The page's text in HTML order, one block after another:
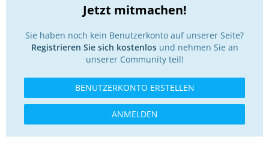
Jetzt mitmachen!
Sie haben noch kein Benutzerkonto auf unserer Seite?
Registrieren Sie sich kostenlosund nehmen Sie an
unserer Community teil!
BENUTZERKONTO ERSTELLEN
ANMELDEN